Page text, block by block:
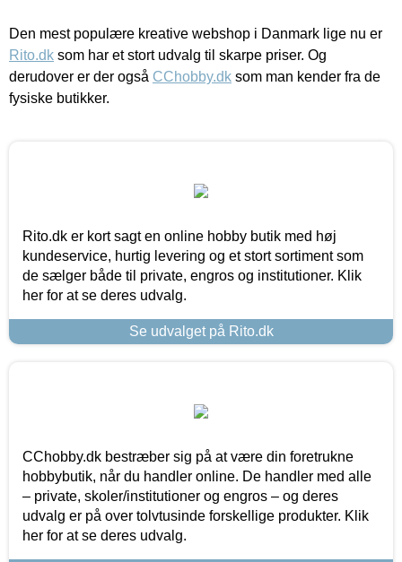
Den mest populære kreative webshop i Danmark lige nu er
Rito.dk som har et stort udvalg til skarpe priser. Og
derudover er der også CChobby.dk som man kender fra de
fysiske butikker.
Rito.dk er kort sagt en online hobby butik med høj
kundeservice, hurtig levering og et stort sortiment som
de sælger både til private, engros og institutioner. Klik
her for at se deres udvalg.
Se udvalget på Rito.dk
CChobby.dk bestræber sig på at være din foretrukne
hobbybutik, når du handler online. De handler med alle
– private, skoler/institutioner og engros – og deres
udvalg er på over tolvtusinde forskellige produkter. Klik
her for at se deres udvalg.